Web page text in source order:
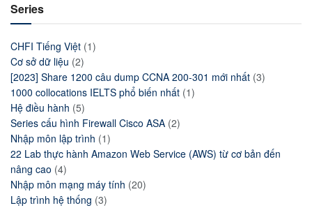
Series
CHFI Tiếng Việt (1)
Cơ sở dữ liệu (2)
[2023] Share 1200 câu dump CCNA 200-301 mới nhất (3)
1000 collocations IELTS phổ biến nhất (1)
Hệ điều hành (5)
Series cấu hình Firewall Cisco ASA (2)
Nhập môn lập trình (1)
22 Lab thực hành Amazon Web Service (AWS) từ cơ bản đến
nâng cao (4)
Nhập môn mạng máy tính (20)
Lập trình hệ thống (3)